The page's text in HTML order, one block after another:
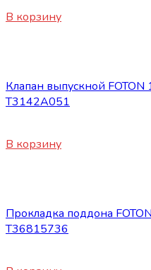
В корзину
Клапан выпускной
Т3142А051
В корзину
Прокладка поддона
Т36815736